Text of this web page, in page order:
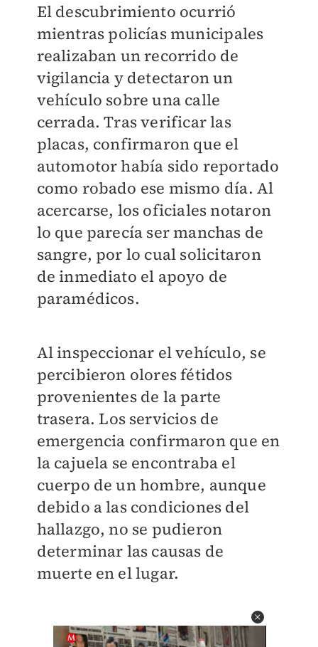
El descubrimiento ocurrió
mientras policías municipales
realizaban un recorrido de
vigilancia y detectaron un
vehículo sobre una calle
cerrada. Tras verificar las
placas, confirmaron que el
automotor había sido reportado
como robado ese mismo día. Al
acercarse, los oficiales notaron
lo que parecía ser manchas de
sangre, por lo cual solicitaron
de inmediato el apoyo de
paramédicos.
Al inspeccionar el vehículo, se
percibieron olores fétidos
provenientes de la parte
trasera. Los servicios de
emergencia confirmaron que en
la cajuela se encontraba el
cuerpo de un hombre, aunque
debido a las condiciones del
hallazgo, no se pudieron
determinar las causas de
muerte en el lugar.